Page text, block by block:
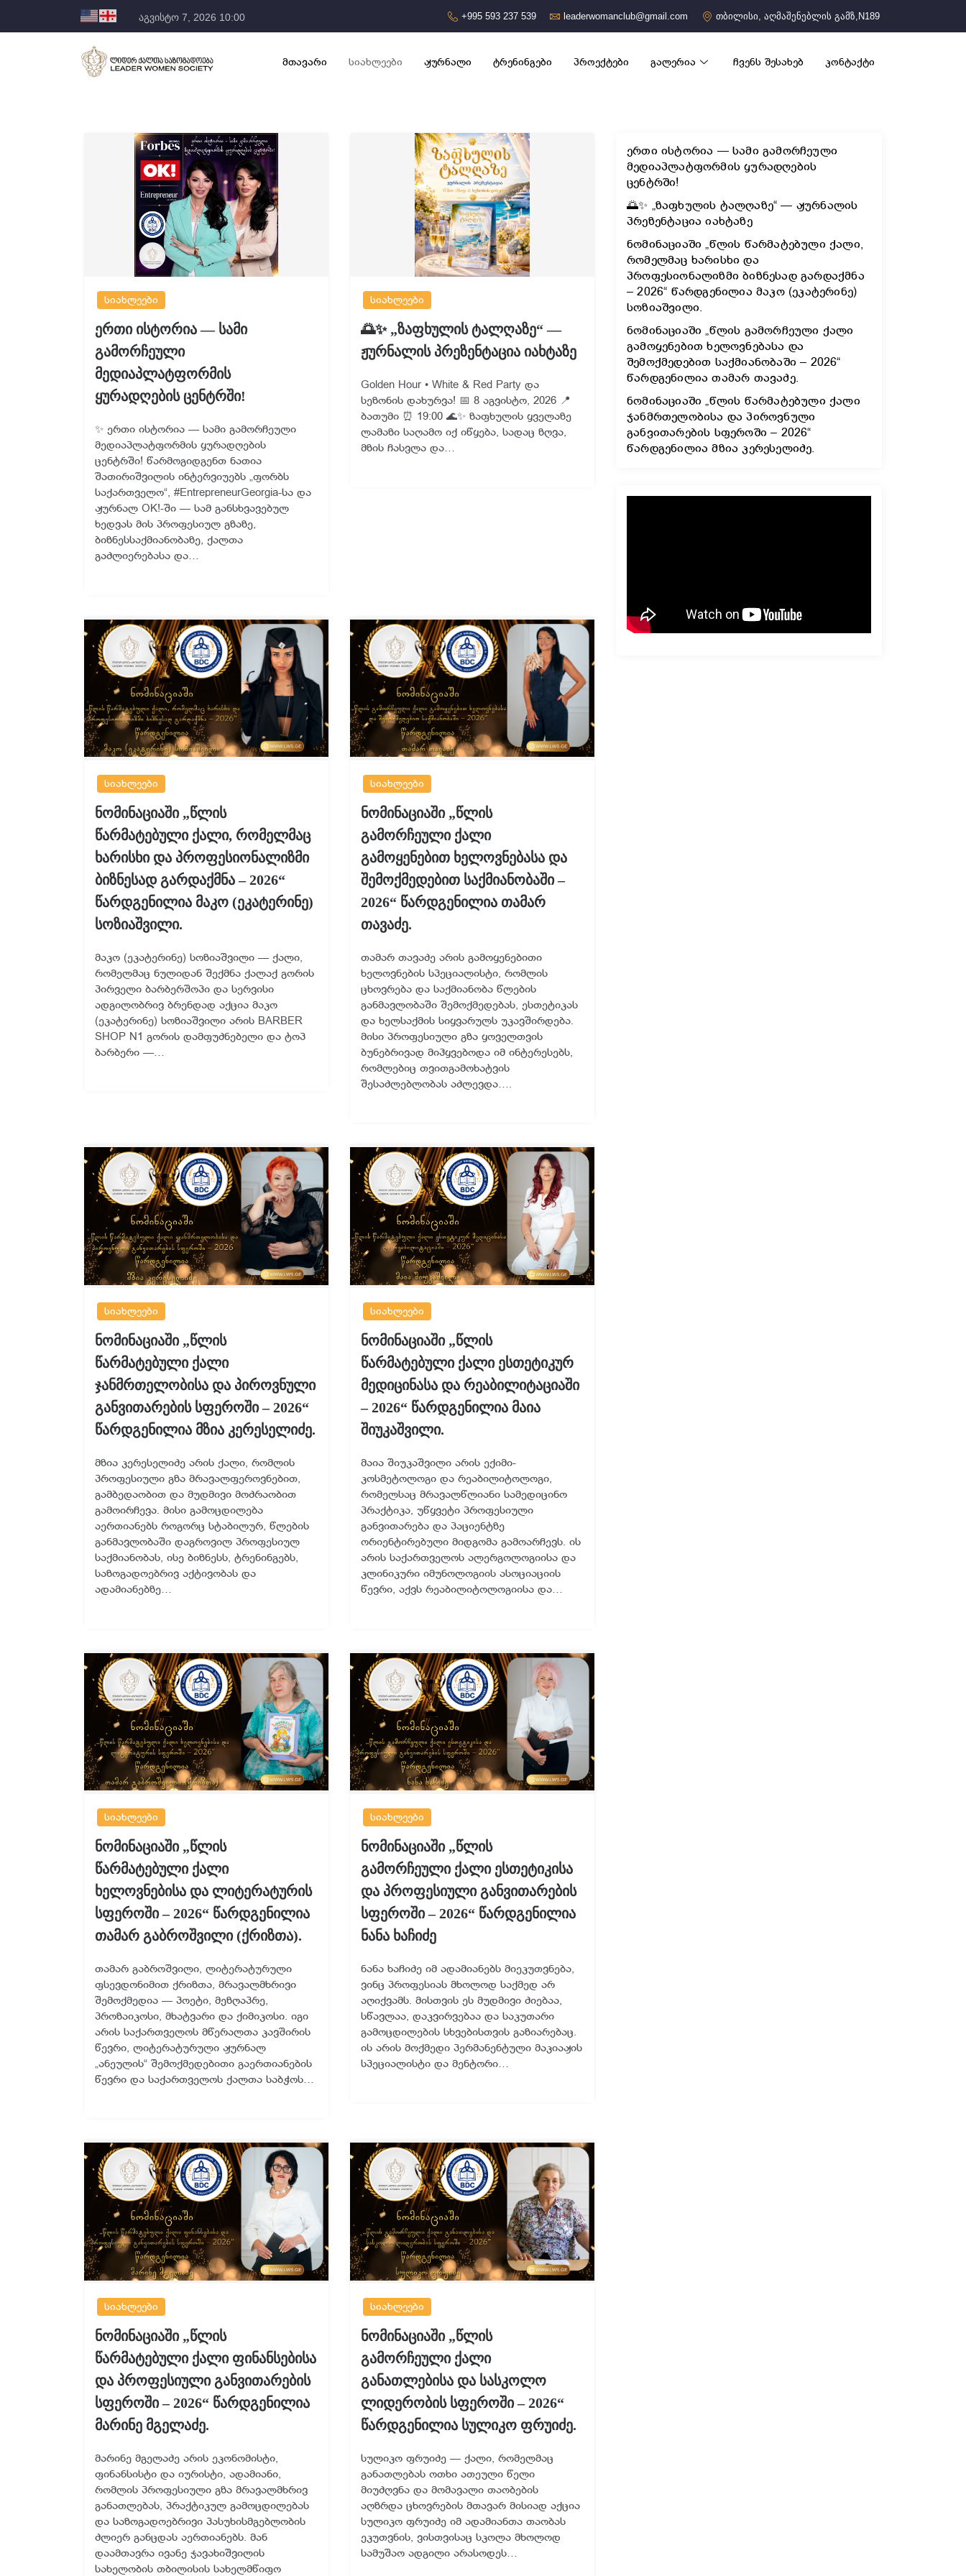
აგვისტო 7, 2026 10:00 +995 593 237 539 leaderwomanclub@gmail.com თბილისი, აღმაშენებლის გამზ,N189
მთავარი სიახლეები ჟურნალი ტრენინგები პროექტები გალერია ჩვენს შესახებ კონტაქტი
სიახლეები
ერთი ისტორია — სამი
გამორჩეული
მედიაპლატფორმის
ყურადღების ცენტრში!
✨ ერთი ისტორია — სამი გამორჩეული
მედიაპლატფორმის ყურადღების
ცენტრში! წარმოგიდგენთ ნათია
შათირიშვილის ინტერვიუებს „ფორბს
საქართველო“, #EntrepreneurGeorgia-სა და
ჟურნალ OK!-ში — სამ განსხვავებულ
ხედვას მის პროფესიულ გზაზე,
ბიზნესსაქმიანობაზე, ქალთა
გაძლიერებასა და…
სიახლეები
🌅✨ „ზაფხულის ტალღაზე“ —
ჟურნალის პრეზენტაცია იახტაზე
Golden Hour • White & Red Party და
სეზონის დახურვა! 📅 8 აგვისტო, 2026 📍
ბათუმი ⏰ 19:00 🌊✨ ზაფხულის ყველაზე
ლამაზი საღამო იქ იწყება, სადაც ზღვა,
მზის ჩასვლა და…
სიახლეები
ნომინაციაში „წლის
წარმატებული ქალი, რომელმაც
ხარისხი და პროფესიონალიზმი
ბიზნესად გარდაქმნა – 2026“
წარდგენილია მაკო (ეკატერინე)
სოზიაშვილი.
მაკო (ეკატერინე) სოზიაშვილი — ქალი,
რომელმაც ნულიდან შექმნა ქალაქ გორის
პირველი ბარბერშოპი და სერვისი
ადგილობრივ ბრენდად აქცია მაკო
(ეკატერინე) სოზიაშვილი არის BARBER
SHOP N1 გორის დამფუძნებელი და ტოპ
ბარბერი —…
სიახლეები
ნომინაციაში „წლის
გამორჩეული ქალი
გამოყენებით ხელოვნებასა და
შემოქმედებით საქმიანობაში –
2026“ წარდგენილია თამარ
თავაძე.
თამარ თავაძე არის გამოყენებითი
ხელოვნების სპეციალისტი, რომლის
ცხოვრება და საქმიანობა წლების
განმავლობაში შემოქმედებას, ესთეტიკას
და ხელსაქმის სიყვარულს უკავშირდება.
მისი პროფესიული გზა ყოველთვის
ბუნებრივად მიჰყვებოდა იმ ინტერესებს,
რომლებიც თვითგამოხატვის
შესაძლებლობას აძლევდა….
სიახლეები
ნომინაციაში „წლის
წარმატებული ქალი
ჯანმრთელობისა და პიროვნული
განვითარების სფეროში – 2026“
წარდგენილია მზია კერესელიძე.
მზია კერესელიძე არის ქალი, რომლის
პროფესიული გზა მრავალფეროვნებით,
გამბედაობით და მუდმივი მოძრაობით
გამოირჩევა. მისი გამოცდილება
აერთიანებს როგორც სტაბილურ, წლების
განმავლობაში დაგროვილ პროფესიულ
საქმიანობას, ისე ბიზნესს, ტრენინგებს,
საზოგადოებრივ აქტივობას და
ადამიანებზე…
სიახლეები
ნომინაციაში „წლის
წარმატებული ქალი ესთეტიკურ
მედიცინასა და რეაბილიტაციაში
– 2026“ წარდგენილია მაია
შიუკაშვილი.
მაია შიუკაშვილი არის ექიმი-
კოსმეტოლოგი და რეაბილიტოლოგი,
რომელსაც მრავალწლიანი სამედიცინო
პრაქტიკა, უწყვეტი პროფესიული
განვითარება და პაციენტზე
ორიენტირებული მიდგომა გამოარჩევს. ის
არის საქართველოს ალერგოლოგიისა და
კლინიკური იმუნოლოგიის ასოციაციის
წევრი, აქვს რეაბილიტოლოგიისა და…
სიახლეები
ნომინაციაში „წლის
წარმატებული ქალი
ხელოვნებისა და ლიტერატურის
სფეროში – 2026“ წარდგენილია
თამარ გაბროშვილი (ქრიზთა).
თამარ გაბროშვილი, ლიტერატურული
ფსევდონიმით ქრიზთა, მრავალმხრივი
შემოქმედია — პოეტი, მეზღაპრე,
პროზაიკოსი, მხატვარი და ქიმიკოსი. იგი
არის საქართველოს მწერალთა კავშირის
წევრი, ლიტერატურული ჟურნალ
„ანეულის“ შემოქმედებითი გაერთიანების
წევრი და საქართველოს ქალთა საბჭოს…
სიახლეები
ნომინაციაში „წლის
გამორჩეული ქალი ესთეტიკისა
და პროფესიული განვითარების
სფეროში – 2026“ წარდგენილია
ნანა ხაჩიძე
ნანა ხაჩიძე იმ ადამიანებს მიეკუთვნება,
ვინც პროფესიას მხოლოდ საქმედ არ
აღიქვამს. მისთვის ეს მუდმივი ძიებაა,
სწავლაა, დაკვირვებაა და საკუთარი
გამოცდილების სხვებისთვის გაზიარებაც.
ის არის მოქმედი პერმანენტული მაკიაჟის
სპეციალისტი და მენტორი…
სიახლეები
ნომინაციაში „წლის
წარმატებული ქალი ფინანსებისა
და პროფესიული განვითარების
სფეროში – 2026“ წარდგენილია
მარინე მგელაძე.
მარინე მგელაძე არის ეკონომისტი,
ფინანსისტი და იურისტი, ადამიანი,
რომლის პროფესიული გზა მრავალმხრივ
განათლებას, პრაქტიკულ გამოცდილებას
და საზოგადოებრივი პასუხისმგებლობის
ძლიერ განცდას აერთიანებს. მან
დაამთავრა ივანე ჯავახიშვილის
სახელობის თბილისის სახელმწიფო
სიახლეები
ნომინაციაში „წლის
გამორჩეული ქალი
განათლებისა და სასკოლო
ლიდერობის სფეროში – 2026“
წარდგენილია სულიკო ფრუიძე.
სულიკო ფრუიძე — ქალი, რომელმაც
განათლებას ოთხი ათეული წელი
მიუძღვნა და მომავალი თაობების
აღზრდა ცხოვრების მთავარ მისიად აქცია
სულიკო ფრუიძე იმ ადამიანთა თაობას
ეკუთვნის, ვისთვისაც სკოლა მხოლოდ
სამუშაო ადგილი არასოდეს…
ერთი ისტორია — სამი გამორჩეული
მედიაპლატფორმის ყურადღების
ცენტრში!
🌅✨ „ზაფხულის ტალღაზე“ — ჟურნალის
პრეზენტაცია იახტაზე
ნომინაციაში „წლის წარმატებული ქალი,
რომელმაც ხარისხი და
პროფესიონალიზმი ბიზნესად გარდაქმნა
– 2026“ წარდგენილია მაკო (ეკატერინე)
სოზიაშვილი.
ნომინაციაში „წლის გამორჩეული ქალი
გამოყენებით ხელოვნებასა და
შემოქმედებით საქმიანობაში – 2026“
წარდგენილია თამარ თავაძე.
ნომინაციაში „წლის წარმატებული ქალი
ჯანმრთელობისა და პიროვნული
განვითარების სფეროში – 2026“
წარდგენილია მზია კერესელიძე.